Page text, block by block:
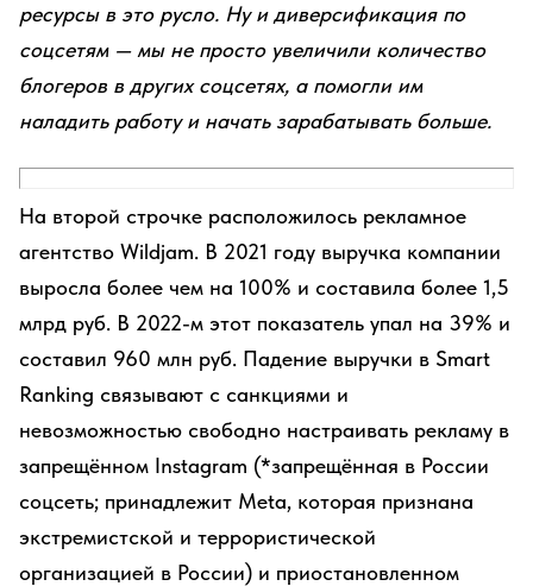
ресурсы в это русло. Ну и диверсификация по
соцсетям — мы не просто увеличили количество
блогеров в других соцсетях, а помогли им
наладить работу и начать зарабатывать больше.
На второй строчке расположилось рекламное
агентство Wildjam. В 2021 году выручка компании
выросла более чем на 100% и составила более 1,5
млрд руб. В 2022-м этот показатель упал на 39% и
составил 960 млн руб. Падение выручки в Smart
Ranking связывают с санкциями и
невозможностью свободно настраивать рекламу в
запрещённом Instagram (*запрещённая в России
соцсеть; принадлежит Meta, которая признана
экстремистской и террористической
организацией в России) и приостановленном